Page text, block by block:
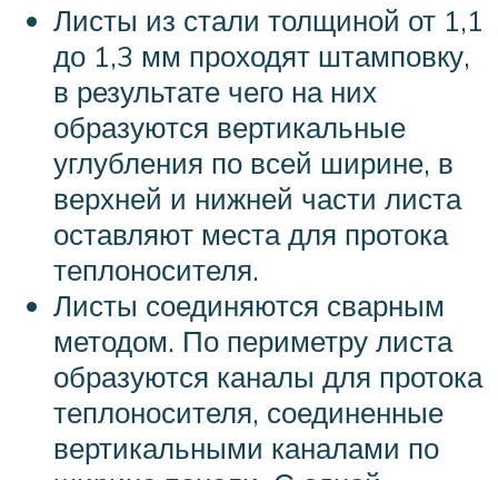
Листы из стали толщиной от 1,1
до 1,3 мм проходят штамповку,
в результате чего на них
образуются вертикальные
углубления по всей ширине, в
верхней и нижней части листа
оставляют места для протока
теплоносителя.
Листы соединяются сварным
методом. По периметру листа
образуются каналы для протока
теплоносителя, соединенные
вертикальными каналами по